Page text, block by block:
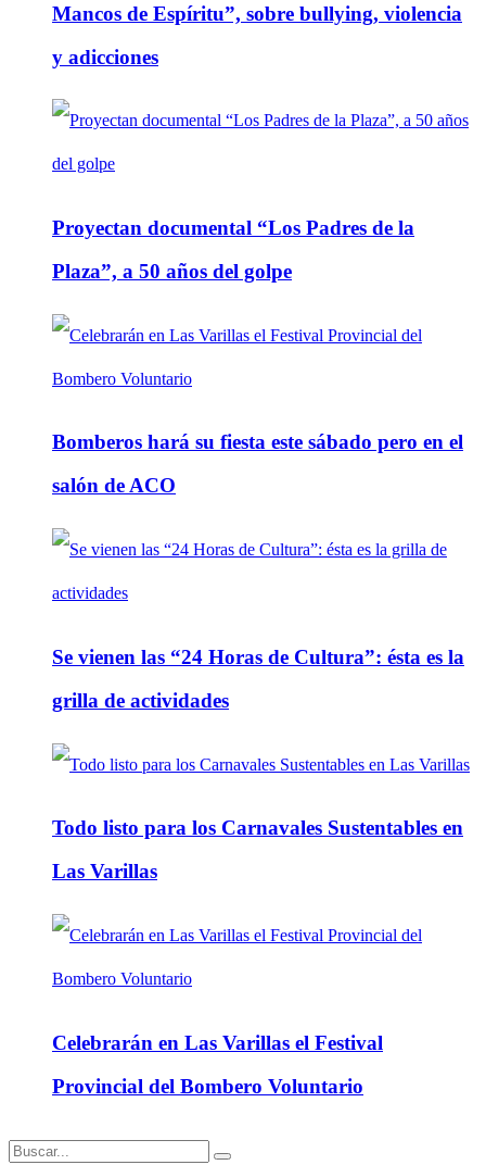
Mancos de Espíritu”, sobre bullying, violencia
y adicciones
Proyectan documental “Los Padres de la
Plaza”, a 50 años del golpe
Bomberos hará su fiesta este sábado pero en el
salón de ACO
Se vienen las “24 Horas de Cultura”: ésta es la
grilla de actividades
Todo listo para los Carnavales Sustentables en
Las Varillas
Celebrarán en Las Varillas el Festival
Provincial del Bombero Voluntario